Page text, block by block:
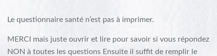
Le questionnaire santé n’est pas à imprimer.
MERCI mais juste ouvrir et lire pour savoir si vous répondez
NON à toutes les questions Ensuite il suffit de remplir le